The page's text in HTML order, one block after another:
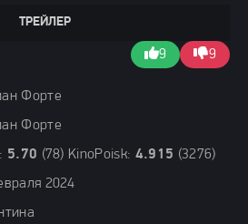
Форте
Форте
5.70 (78) KinoPoisk: 4.915 (3276)
2024
ТРЕЙЛЕР
9 9